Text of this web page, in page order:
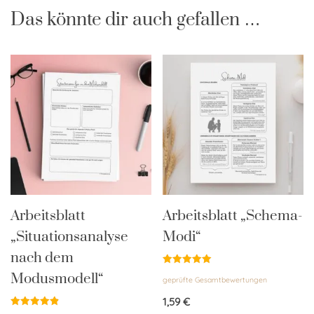
Das könnte dir auch gefallen …
Arbeitsblatt
„Situationsanalyse
nach dem
Modusmodell“
Arbeitsblatt „Schema-
Modi“
mit
von 5
geprüfte Gesamtbewertungen
1,59€